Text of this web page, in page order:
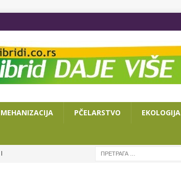
MEHANIZACIJA PČELARSTVO EKOLOGIJA